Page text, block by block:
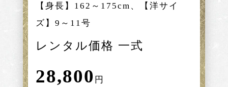
【身長】162～175cm、【洋サイ
ズ】9～11号
レンタル価格 一式
28,800 円